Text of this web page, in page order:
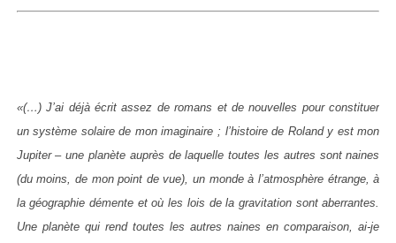
«(…) J’ai déjà écrit assez de romans et de nouvelles pour constituer
un système solaire de mon imaginaire ; l’histoire de Roland y est mon
Jupiter – une planète auprès de laquelle toutes les autres sont naines
(du moins, de mon point de vue), un monde à l’atmosphère étrange, à
la géographie démente et où les lois de la gravitation sont aberrantes.
Une planète qui rend toutes les autres naines en comparaison, ai-je